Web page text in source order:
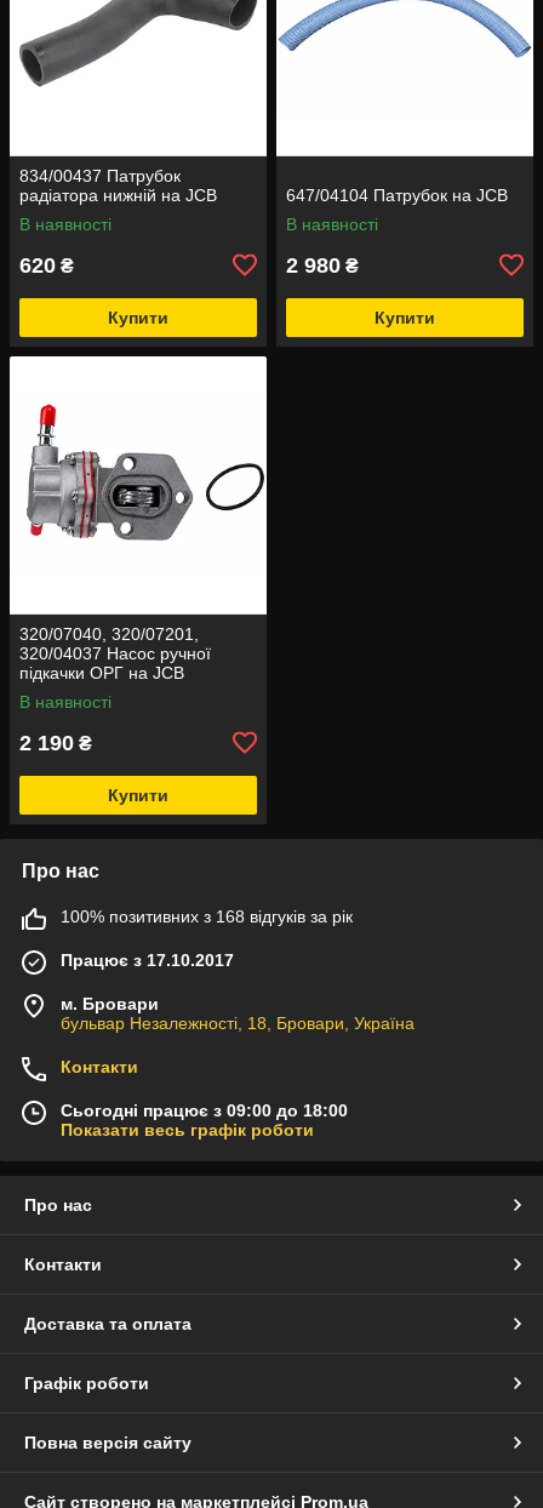
834/00437 Патрубок
радіатора нижній на JCB
В наявності
620 ₴
Купити
647/04104 Патрубок на JCB
В наявності
2 980 ₴
Купити
320/07040, 320/07201,
320/04037 Насос ручної
підкачки ОРГ на JCB
В наявності
2 190 ₴
Купити
Про нас
100% позитивних з 168 відгуків за рік
Працює з 17.10.2017
м. Бровари
бульвар Незалежності, 18, Бровари, Україна
Контакти
Сьогодні працює з 09:00 до 18:00
Показати весь графік роботи
Про нас
Контакти
Доставка та оплата
Графік роботи
Повна версія сайту
Сайт створено на маркетплейсі Prom.ua